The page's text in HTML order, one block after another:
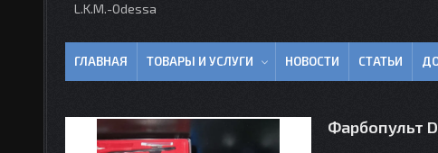
L.K.M.-Odessa
ГЛАВНАЯ ТОВАРЫ И УСЛУГИ НОВОСТИ СТАТЬИ
Фарбопульт